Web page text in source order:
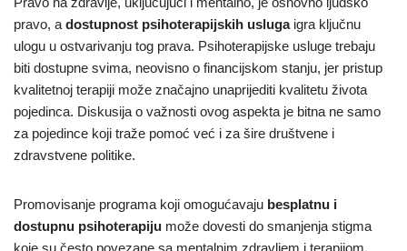
pravo, a dostupnost psihoterapijskih uslugaigra ključnu
ulogu u ostvarivanju tog prava. Psihoterapijske usluge trebaju
biti dostupne svima, neovisno o financijskom stanju, jer pristup
kvalitetnoj terapiji može značajno unaprijediti kvalitetu života
pojedinca. Diskusija o važnosti ovog aspekta je bitna ne samo
za pojedince koji traže pomoć već i za šire društvene i
zdravstvene politike.
Promovisanje programa koji omogućavaju besplatnu i
dostupnu psihoterapiju može dovesti do smanjenja stigma